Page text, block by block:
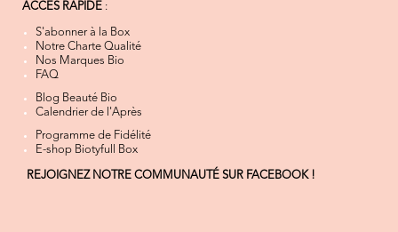
ACCÈS RAPIDE :
S'abonner à la Box
Notre Charte Qualité
Nos Marques Bio
FAQ
Blog Beauté Bio
Calendrier de l'Après
Programme de Fidélité
E-shop Biotyfull Box
REJOIGNEZ NOTRE COMMUNAUTÉ SUR FACEBOOK !